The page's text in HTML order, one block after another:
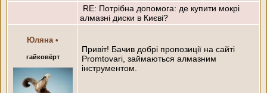
RE: Потрібна допомога: де купити мокрі
алмазні диски в Києві?
Юляна •
гайковёрт
Привіт! Бачив добрі пропозиції на сайті
Promtovari, займаються алмазним
інструментом.